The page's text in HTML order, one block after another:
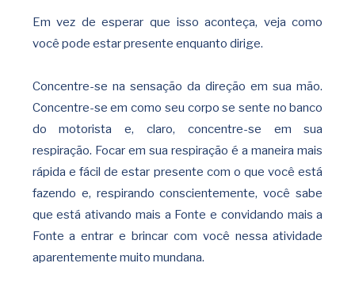
Em vez de esperar que isso aconteça, veja como
você pode estar presente enquanto dirige.
Concentre-se na sensação da direção em sua mão.
Concentre-se em como seu corpo se sente no banco
do motorista e, claro, concentre-se em sua
respiração. Focar em sua respiração é a maneira mais
rápida e fácil de estar presente com o que você está
fazendo e, respirando conscientemente, você sabe
que está ativando mais a Fonte e convidando mais a
Fonte a entrar e brincar com você nessa atividade
aparentemente muito mundana.